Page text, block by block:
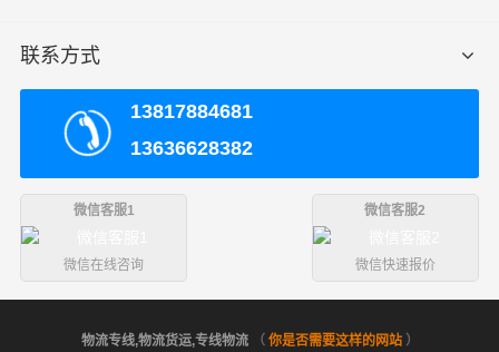
联系方式
13817884681
13636628382
微信客服1
微信在线咨询
微信客服2
微信快速报价
物流专线,物流货运,专线物流（ 你是否需要这样的网站）